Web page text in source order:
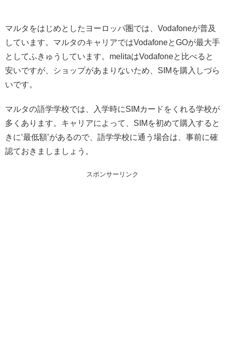
マルタをはじめとしたヨーロッパ圏では、Vodafoneが普及
しています。マルタのキャリアではVodafoneとGOが最大手
としてふきゅうしています。melitaはVodafoneと比べると
安いですが、ショップがあまりないため、SIMを購入しづら
いです。
マルタの語学学校では、入学時にSIMカードをくれる学校が
多くあります。キャリアによって、SIMを初めて購入すると
きに’最低額’があるので、語学学校に通う場合は、事前に確
認ておきましましょう。
スポンサーリンク